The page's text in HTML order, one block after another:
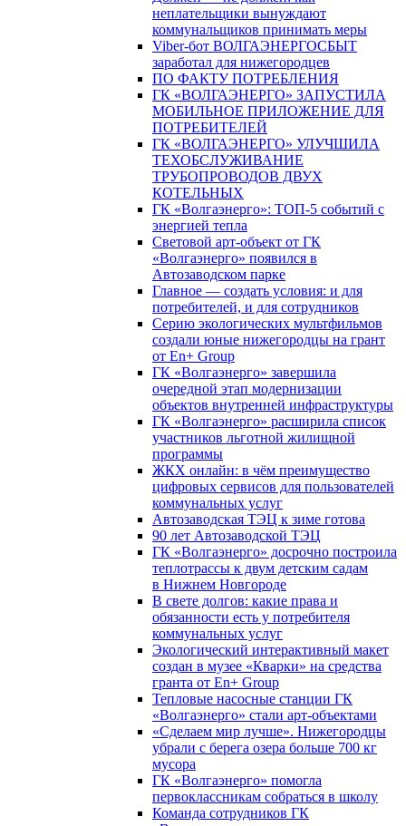
неплательщики вынуждают
коммунальщиков принимать меры
Viber-бот ВОЛГАЭНЕРГОСБЫТ
заработал для нижегородцев
ПО ФАКТУ ПОТРЕБЛЕНИЯ
ГК «ВОЛГАЭНЕРГО» ЗАПУСТИЛА
МОБИЛЬНОЕ ПРИЛОЖЕНИЕ ДЛЯ
ПОТРЕБИТЕЛЕЙ
ГК «ВОЛГАЭНЕРГО» УЛУЧШИЛА
ТЕХОБСЛУЖИВАНИЕ
ТРУБОПРОВОДОВ ДВУХ
КОТЕЛЬНЫХ
ГК «Волгаэнерго»: ТОП-5 событий с
энергией тепла
Световой арт-объект от ГК
«Волгаэнерго» появился в
Автозаводском парке
Главное — создать условия: и для
потребителей, и для сотрудников
Серию экологических мультфильмов
создали юные нижегородцы на грант
от En+ Group
ГК «Волгаэнерго» завершила
очередной этап модернизации
объектов внутренней инфраструктуры
ГК «Волгаэнерго» расширила список
участников льготной жилищной
программы
ЖКХ онлайн: в чём преимущество
цифровых сервисов для пользователей
коммунальных услуг
Автозаводская ТЭЦ к зиме готова
90 лет Автозаводской ТЭЦ
ГК «Волгаэнерго» досрочно построила
теплотрассы к двум детским садам
в Нижнем Новгороде
В свете долгов: какие права и
обязанности есть у потребителя
коммунальных услуг
Экологический интерактивный макет
создан в музее «Кварки» на средства
гранта от En+ Group
Тепловые насосные станции ГК
«Волгаэнерго» стали арт-объектами
«Сделаем мир лучше». Нижегородцы
убрали с берега озера больше 700 кг
мусора
ГК «Волгаэнерго» помогла
первоклассникам собраться в школу
Команда сотрудников ГК